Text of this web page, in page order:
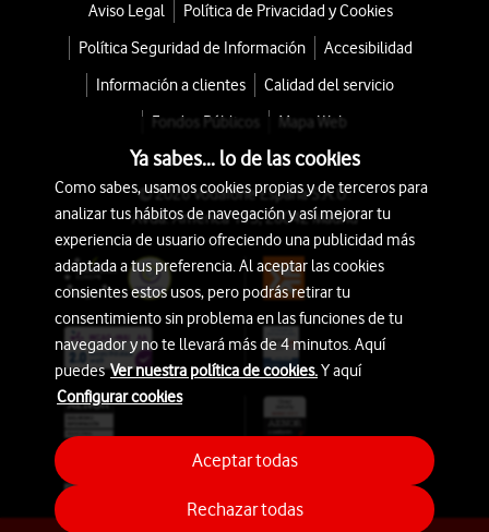
Aviso Legal
Política de Privacidad y Cookies
Política Seguridad de Información
Accesibilidad
Información a clientes
Calidad del servicio
Fondos Públicos
Mapa Web
© 2026 Vodafone España S.A.U.
Avda. América 115, 28042 Madrid
Ya sabes... lo de las cookies
Como sabes, usamos cookies propias y de terceros para
analizar tus hábitos de navegación y así mejorar tu
experiencia de usuario ofreciendo una publicidad más
adaptada a tus preferencia. Al aceptar las cookies
consientes estos usos, pero podrás retirar tu
consentimiento sin problema en las funciones de tu
navegador y no te llevará más de 4 minutos. Aquí
puedesVer nuestra política de cookies.Y aquí
Configurar cookies
Rechazar todas
Aceptar todas